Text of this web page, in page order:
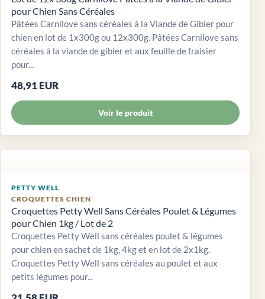
pour Chien Sans Céréales
Pâtées Carnilove sans céréales à la Viande de Gibier pour
chien en lot de 1x300g ou 12x300g. Pâtées Carnilove sans
céréales à la viande de gibier et aux feuille de fraisier
pour...
48,91 EUR
Voir le produit
PETTY WELL
CROQUETTES CHIEN
Croquettes Petty Well Sans Céréales Poulet & Légumes
pour Chien 1kg / Lot de 2
Croquettes Petty Well sans céréales poulet & légumes
pour chien en sachet de 1kg, 4kg et en lot de 2x1kg.
Croquettes Petty Well sans céréales au poulet et aux
petits légumes pour...